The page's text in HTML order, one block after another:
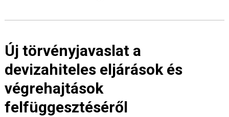
Új törvényjavaslat a
devizahiteles eljárások és
végrehajtások
felfüggesztéséről